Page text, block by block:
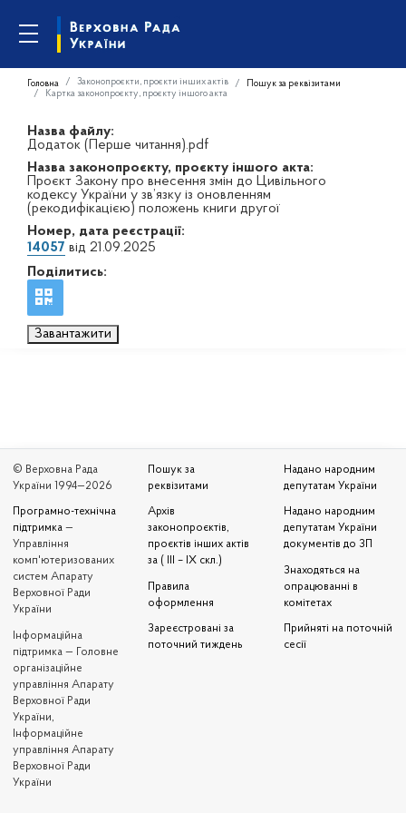
Головна Законопроєкти, проєкти інших актів
Пошук за реквізитами
Картка законопроєкту, проєкту іншого акта
Назва файлу:
Додаток (Перше читання).pdf
Назва законопроєкту, проєкту іншого акта:
Проєкт Закону про внесення змін до Цивільного
кодексу України у зв’язку із оновленням
(рекодифікацією) положень книги другої
Номер, дата реєстрації:
14057 від 21.09.2025
Поділитись:
Завантажити
© Верховна Рада
України 1994—2026
Програмно-технічна
підтримка —
Управління
комп'ютеризованих
систем Апарату
Верховної Ради
України
Iнформаційна
підтримка — Головне
організаційне
управління Апарату
Верховної Ради
України,
Інформаційне
управління Апарату
Верховної Ради
України
Пошук за
реквізитами
Архів
законопроєктів,
проєктів інших актів
за ( III – IX скл.)
Правила
оформлення
Зареєстровані за
поточний тиждень
Надано народним
депутатам України
Надано народним
депутатам України
документів до ЗП
Знаходяться на
опрацюванні в
комітетах
Прийняті на поточній
сесії